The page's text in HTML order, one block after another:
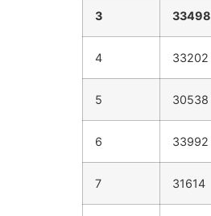
3 33498
4 33202
5 30538
6 33992
7 31614